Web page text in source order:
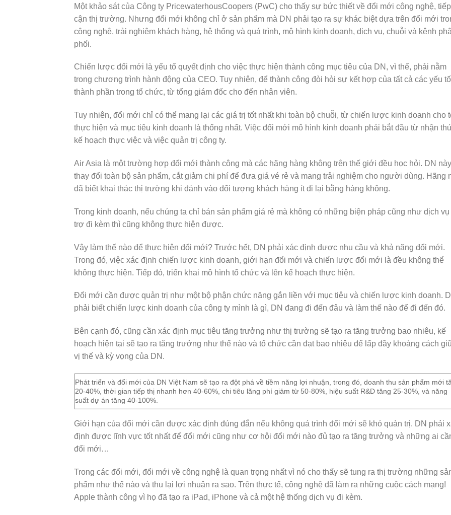
Một khảo sát của Công ty PricewaterhousCoopers (PwC) cho thấy sự bức thiết về đổi mới công nghệ, tiếp
cận thị trường. Nhưng đổi mới không chỉ ở sản phẩm mà DN phải tạo ra sự khác biệt dựa trên đổi mới
công nghệ, trải nghiệm khách hàng, hệ thống và quá trình, mô hình kinh doanh, dịch vụ, chuỗi và kênh
phối.
Chiến lược đổi mới là yếu tố quyết định cho việc thực hiện thành công mục tiêu của DN, vì thế, phải nằm
trong chương trình hành động của CEO. Tuy nhiên, để thành công đòi hỏi sự kết hợp của tất cả các yếu
thành phần trong tổ chức, từ tổng giám đốc cho đến nhân viên.
Tuy nhiên, đổi mới chỉ có thể mang lại các giá trị tốt nhất khi toàn bộ chuỗi, từ chiến lược kinh doanh cho
thực hiện và mục tiêu kinh doanh là thống nhất. Việc đổi mới mô hình kinh doanh phải bắt đầu từ nhận
kế hoạch thực việc và việc quản trị công ty.
Air Asia là một trường hợp đổi mới thành công mà các hãng hàng không trên thế giới đều học hỏi. DN này
thay đổi toàn bộ sản phẩm, cắt giảm chi phí để đưa giá vé rẻ và mang trải nghiệm cho người dùng. Hãng
đã biết khai thác thị trường khi đánh vào đối tượng khách hàng ít đi lại bằng hàng không.
Trong kinh doanh, nếu chúng ta chỉ bán sản phẩm giá rẻ mà không có những biện pháp cũng như dịch vụ
trợ đi kèm thì cũng không thực hiện được.
Vậy làm thế nào để thực hiện đổi mới? Trước hết, DN phải xác định được nhu cầu và khả năng đổi mới.
Trong đó, việc xác định chiến lược kinh doanh, giới hạn đổi mới và chiến lược đổi mới là đều không thể
không thực hiện. Tiếp đó, triển khai mô hình tổ chức và lên kế hoạch thực hiện.
Đổi mới cần được quản trị như một bộ phận chức năng gắn liền với mục tiêu và chiến lược kinh doanh.
phải biết chiến lược kinh doanh của công ty mình là gì, DN đang đi đến đâu và làm thế nào để đi đến đó.
Bên cạnh đó, cũng cần xác định mục tiêu tăng trưởng như thị trường sẽ tạo ra tăng trưởng bao nhiêu, kế
hoạch hiện tại sẽ tạo ra tăng trưởng như thế nào và tổ chức cần đạt bao nhiêu để lấp đầy khoảng cách
vị thế và kỳ vọng của DN.
Phát triển và đổi mới của DN Việt Nam sẽ tạo ra đột phá về tiềm năng lợi nhuận, trong đó, doanh thu sản phẩm mới
20-40%, thời gian tiếp thị nhanh hơn 40-60%, chi tiêu lãng phí giảm từ 50-80%, hiệu suất R&D tăng 25-30%, và năng
suất dự án tăng 40-100%.
Giới hạn của đổi mới cần được xác định đúng đắn nếu không quá trình đổi mới sẽ khó quản trị. DN phải
định được lĩnh vực tốt nhất để đổi mới cũng như cơ hội đổi mới nào đủ tạo ra tăng trưởng và những ai
đổi mới…
Trong các đổi mới, đổi mới về công nghệ là quan trọng nhất vì nó cho thấy sẽ tung ra thị trường những
phẩm như thế nào và thu lại lợi nhuận ra sao. Trên thực tế, công nghệ đã làm ra những cuộc cách mạng!
Apple thành công vì họ đã tạo ra iPad, iPhone và cả một hệ thống dịch vụ đi kèm.